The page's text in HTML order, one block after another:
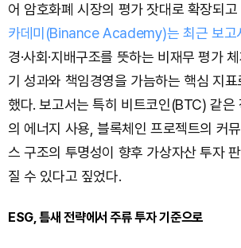
어 암호화폐 시장의 평가 잣대로 확장되고
카데미(Binance Academy)는 최근 보고
경·사회·지배구조를 뜻하는 비재무 평가
기 성과와 책임경영을 가늠하는 핵심 지
했다. 보고서는 특히 비트코인(BTC) 같은
의 에너지 사용, 블록체인 프로젝트의 커
스 구조의 투명성이 향후 가상자산 투자
질 수 있다고 짚었다.
ESG, 틈새 전략에서 주류 투자 기준으로